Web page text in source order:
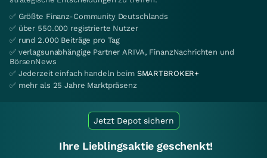
✅ Größte Finanz-Community Deutschlands
✅ über 550.000 registrierte Nutzer
✅ rund 2.000 Beiträge pro Tag
✅ verlagsunabhängige Partner ARIVA, FinanzNachrichten und
BörsenNews
✅ Jederzeit einfach handeln beim SMARTBROKER+
✅ mehr als 25 Jahre Marktpräsenz
Jetzt Depot sichern
Ihre Lieblingsaktie geschenkt!